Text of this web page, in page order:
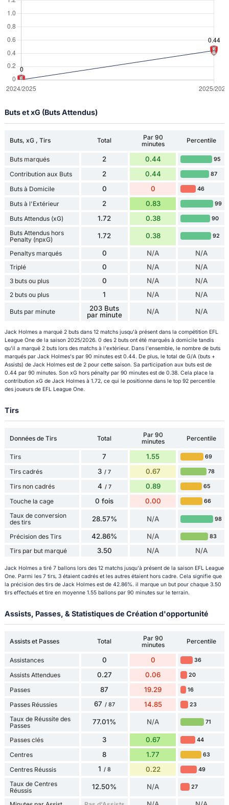
Buts et xG (Buts Attendus)
Buts, xG , Tirs Total
Par 90
minutes
Percentile
Buts marqués 2 0.44 95
Contribution aux Buts 2 0.44 87
Buts à Domicile 0 0 46
Buts à l'Extérieur 2 0.83 99
Buts Attendus (xG) 1.72 0.38 90
Buts Attendus hors
Penalty (npxG)
1.72 0.38 92
Penaltys marqués 0 N/A N/A
Triplé 0 N/A N/A
3 buts ou plus 0 N/A N/A
2 buts ou plus 1 N/A N/A
Buts par minute
203 Buts
par minute
N/A N/A
Jack Holmes a marqué 2 buts dans 12 matchs jusqu'à présent dans la compétition EFL
League One de la saison 2025/2026. 0 des 2 buts ont été marqués à domicile tandis
qu'il a marqué 2 buts lors des matchs à l'extérieur. Dans l'ensemble, le nombre de buts
marqués par Jack Holmes's par 90 minutes est 0.44. De plus, le total de G/A (buts +
Assists) de Jack Holmes est de 2 pour cette saison. Sa participation aux buts est de
0.44 par 90 minutes. Son xG hors pénalty par 90 minutes est de 0.38. Cela place la
contribution xG de Jack Holmes à 1.72, ce qui le positionne dans le top 92 percentile
des joueurs de EFL League One.
Tirs
Données de Tirs Total
Par 90
minutes
Percentile
Tirs 7 1.55 69
Tirs cadrés 3 / 7 0.67 78
Tirs non cadrés 4 / 7 0.89 65
Touche la cage 0 fois 0.00 66
Taux de conversion
des tirs
28.57% N/A 98
Précision des Tirs 42.86% N/A 83
Tirs par but marqué 3.50 N/A N/A
Jack Holmes a tiré 7 ballons lors des 12 matchs jusqu'à présent de la saison EFL League
One. Parmi les 7 tirs, 3 étaient cadrés et les autres étaient hors cadre. Cela signifie que
la précision des tirs de Jack Holmes est de 42.86%. il marque un but pour chaque 3.50
tirs effectués et tire en moyenne 1.55 ballons par 90 minutes sur le terrain.
Assists, Passes, & Statistiques de Création d'opportunité
Assists et Passes Total
Par 90
minutes
Percentile
Assistances 0 0 36
Assists Attendues 0.27 0.06 20
Passes 87 19.29 16
Passes Réussies 67 / 87 14.85 23
Taux de Réussite des
Passes
77.01% N/A 71
Passes clés 3 0.67 44
Centres 8 1.77 63
Centres Réussis 1 / 8 0.22 49
Taux de Centres
Réussis
12.50% N/A 27